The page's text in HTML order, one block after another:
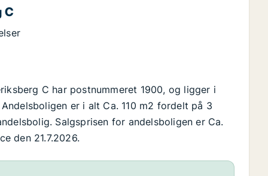
C
C har postnummeret 1900, og ligger i
er i alt Ca. 110 m2 fordelt på 3
Salgsprisen for andelsboligen er Ca.
den 21.7.2026.